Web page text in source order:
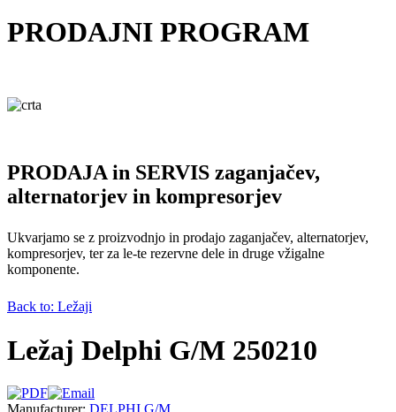
PRODAJNI PROGRAM
PRODAJA in SERVIS zaganjačev,
alternatorjev in kompresorjev
Ukvarjamo se z proizvodnjo in prodajo zaganjačev, alternatorjev,
kompresorjev, ter za le-te rezervne dele in druge vžigalne
komponente.
Back to: Ležaji
Ležaj Delphi G/M 250210